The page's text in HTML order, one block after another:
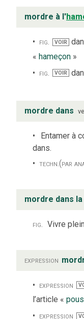
mordre à l'
fig. VOIR
« hameçon »
fig.
VOIR
mordre dans
Entamer à
dans.
techn. (par
mordre dans
fig. Vivre
expression
expression
l’article «
expression